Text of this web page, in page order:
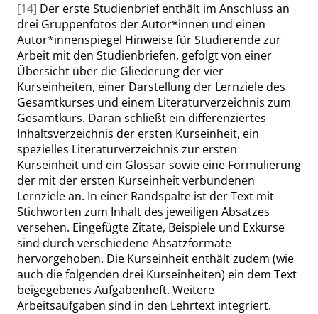
[14] Der erste Studienbrief enthält im Anschluss an
drei Gruppenfotos der Autor*innen und einen
Autor*innenspiegel Hinweise für Studierende zur
Arbeit mit den Studienbriefen, gefolgt von einer
Übersicht über die Gliederung der vier
Kurseinheiten, einer Darstellung der Lernziele des
Gesamtkurses und einem Literaturverzeichnis zum
Gesamtkurs. Daran schließt ein differenziertes
Inhaltsverzeichnis der ersten Kurseinheit, ein
spezielles Literaturverzeichnis zur ersten
Kurseinheit und ein Glossar sowie eine Formulierung
der mit der ersten Kurseinheit verbundenen
Lernziele an. In einer Randspalte ist der Text mit
Stichworten zum Inhalt des jeweiligen Absatzes
versehen. Eingefügte Zitate, Beispiele und Exkurse
sind durch verschiedene Absatzformate
hervorgehoben. Die Kurseinheit enthält zudem (wie
auch die folgenden drei Kurseinheiten) ein dem Text
beigegebenes Aufgabenheft. Weitere
Arbeitsaufgaben sind in den Lehrtext integriert.